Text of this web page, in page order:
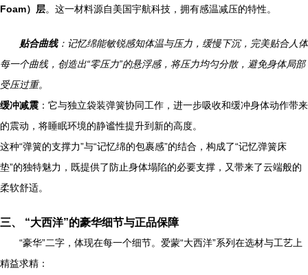
Foam）层。这一材料源自美国宇航科技，拥有感温减压的特性。
贴合曲线：记忆绵能敏锐感知体温与压力，缓慢下沉，完美贴合人体
每一个曲线，创造出“零压力”的悬浮感，将压力均匀分散，避免身体局部
受压过重。
缓冲减震 ：它与独立袋装弹簧协同工作，进一步吸收和缓冲身体动作带来
的震动，将睡眠环境的静谧性提升到新的高度。
这种“弹簧的支撑力”与“记忆绵的包裹感”的结合，构成了“记忆弹簧床
垫”的独特魅力，既提供了防止身体塌陷的必要支撑，又带来了云端般的
柔软舒适。
三、 “大西洋”的豪华细节与正品保障
“豪华”二字，体现在每一个细节。爱蒙“大西洋”系列在选材与工艺上
精益求精：